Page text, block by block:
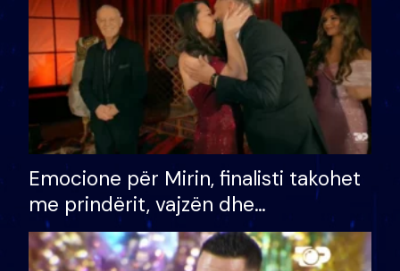
Emocione për Mirin, finalisti takohet
me prindërit, vajzën dhe
bashkëshorten: S’kemi ndonjë letër
divorci apo jo?